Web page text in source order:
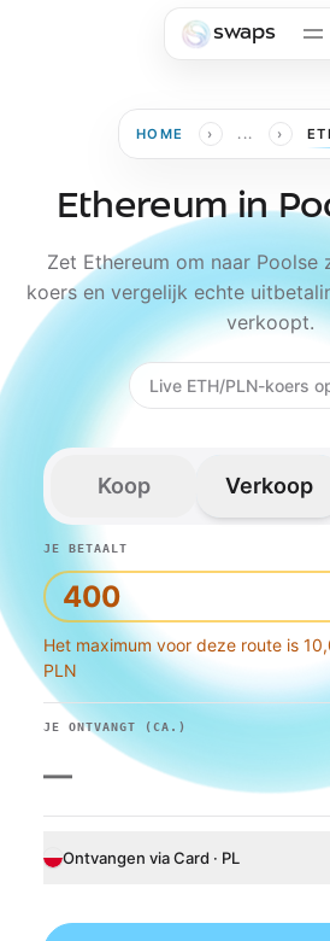
swaps
HOME › ... ›
Ethereum in
Zet Ethereum om naar
koers en vergelijk echte
verkoopt.
Live ETH/PLN-koers
Koop Verkoop
JE BETAALT
Het maximum voor deze route is
PLN
JE ONTVANGT (CA.)
—
Ontvangen via Card · PL